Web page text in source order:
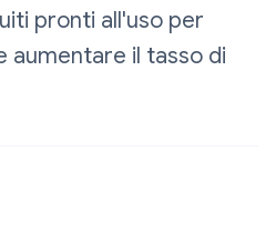
pronti all'uso per
aumentare il tasso di